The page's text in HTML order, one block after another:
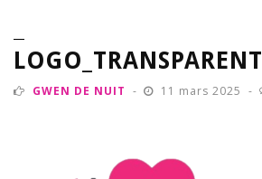
LOGO_TRANSPARENT
GWEN DE NUIT 11 mars 2025